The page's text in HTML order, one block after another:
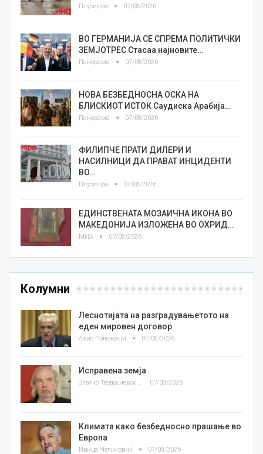
Плусинфо 07/08/2026
ВО ГЕРМАНИЈА СЕ СПРЕМА ПОЛИТИЧКИ
ЗЕМЈОТРЕС Стасаа најновите…
Панорама 07/08/2026
НОВА БЕЗБЕДНОСНА ОСКА НА
БЛИСКИОТ ИСТОК Саудиска Арабија…
Панорама 07/08/2026
ФИЛИПЧЕ ПРАТИ ДИЛЕРИ И
НАСИЛНИЦИ ДА ПРАВАТ ИНЦИДЕНТИ
ВО…
Плусинфо 07/08/2026
ЕДИНСТВЕНАТА МОЗАИЧНА ИКОНА ВО
МАКЕДОНИЈА ИЗЛОЖЕНА ВО ОХРИД…
МИА 07/08/2026
Колумни
Леснотијата на разградувањетото на
еден мировен договор
Азис Положани 07/08/2026
Исправена земја
Златко Теодосиевски 07/08/2026
Климата како безбедносно прашање во
Европа
Ивица Челиковиќ 07/08/2026